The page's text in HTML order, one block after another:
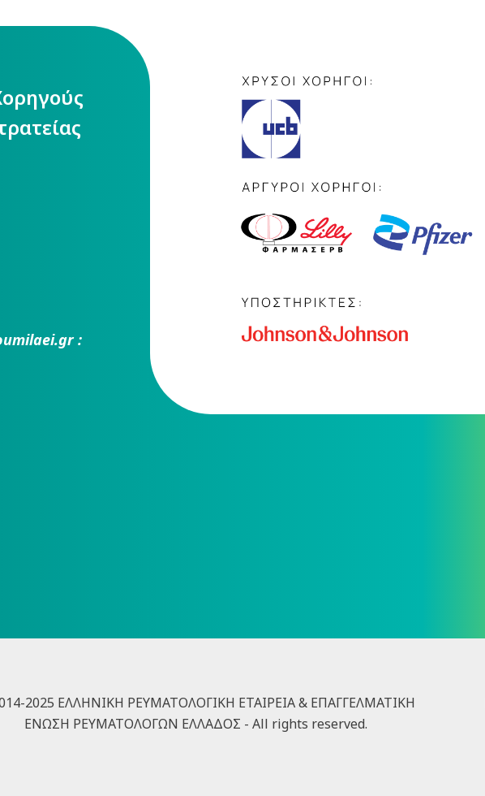
:
2025 ΕΛΛΗΝΙΚΗ ΡΕΥΜΑΤΟΛΟΓΙΚΗ ΕΤΑΙΡΕΙΑ & ΕΠΑΓΓΕΛΜΑΤΙΚΗ
ΕΝΩΣΗ ΡΕΥΜΑΤΟΛΟΓΩΝ ΕΛΛΑΔΟΣ - All rights reserved.